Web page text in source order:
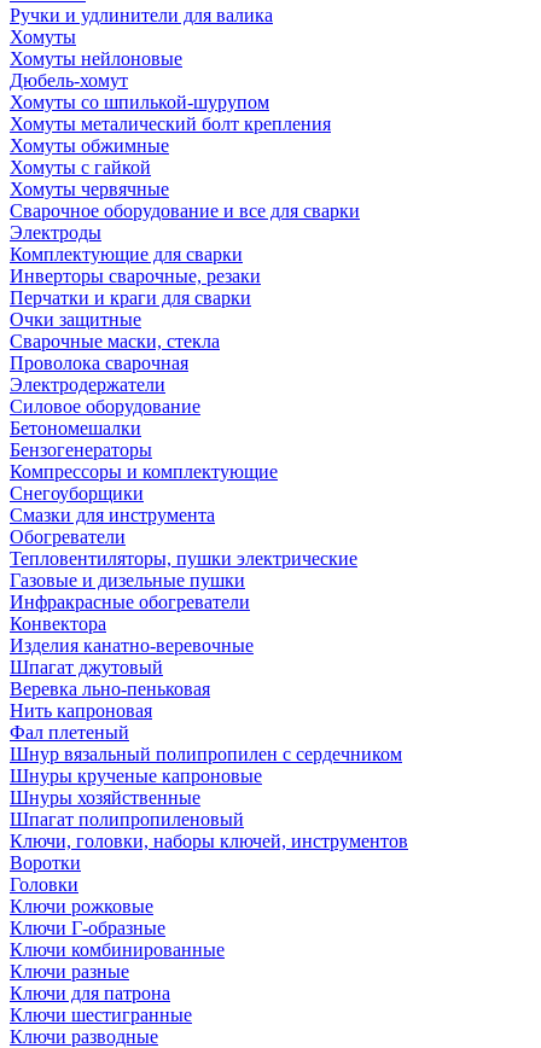
Ручки и удлинители для валика
Хомуты
Хомуты нейлоновые
Дюбель-хомут
Хомуты со шпилькой-шурупом
Хомуты металический болт крепления
Хомуты обжимные
Хомуты с гайкой
Хомуты червячные
Сварочное оборудование и все для сварки
Электроды
Комплектующие для сварки
Инверторы сварочные, резаки
Перчатки и краги для сварки
Очки защитные
Сварочные маски, стекла
Проволока сварочная
Электродержатели
Силовое оборудование
Бетономешалки
Бензогенераторы
Компрессоры и комплектующие
Снегоуборщики
Смазки для инструмента
Обогреватели
Тепловентиляторы, пушки электрические
Газовые и дизельные пушки
Инфракрасные обогреватели
Конвектора
Изделия канатно-веревочные
Шпагат джутовый
Веревка льно-пеньковая
Нить капроновая
Фал плетеный
Шнур вязальный полипропилен с сердечником
Шнуры крученые капроновые
Шнуры хозяйственные
Шпагат полипропиленовый
Ключи, головки, наборы ключей, инструментов
Воротки
Головки
Ключи рожковые
Ключи Г-образные
Ключи комбинированные
Ключи разные
Ключи для патрона
Ключи шестигранные
Ключи разводные